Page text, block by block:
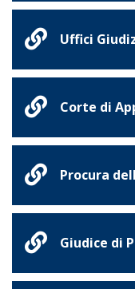
Uffici
Corte di
Procura
Giudice di